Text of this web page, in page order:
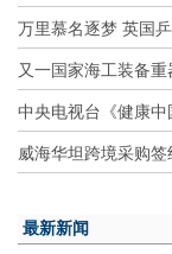
万里慕名逐梦 英国
又一国家海工装备
中央电视台《健康
威海华坦跨境采购
最新新闻